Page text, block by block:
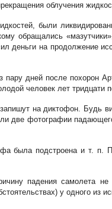
облучения
были
обращались
деньги на продолжение
дней после похорон
человек лет тридцати
на диктофон.
две фотографии
была подстроена и т.
падения самолета
у одного из